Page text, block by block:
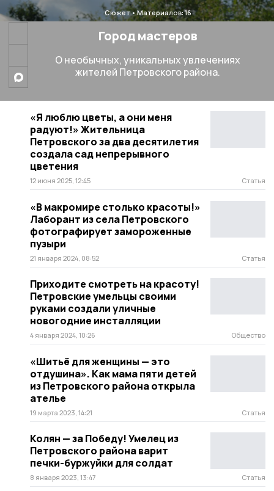
Сюжет Материалов: 16
Город мастеров
О необычных, уникальных увлечениях
жителей Петровского района.
«Я люблю цветы, а они меня
радуют!» Жительница
Петровского за два десятилетия
создала сад непрерывного
цветения
12 июня 2025, 12:45 Статья
«В макромире столько красоты!»
Лаборант из села Петровского
фотографирует замороженные
пузыри
21 января 2024, 08:52 Статья
Приходите смотреть на красоту!
Петровские умельцы своими
руками создали уличные
новогодние инсталляции
4 января 2024, 10:26 Общество
«Шитьё для женщины — это
отдушина». Как мама пяти детей
из Петровского района открыла
ателье
19 марта 2023, 14:21 Статья
Колян — за Победу! Умелец из
Петровского района варит
печки-буржуйки для солдат
8 января 2023, 13:47 Статья